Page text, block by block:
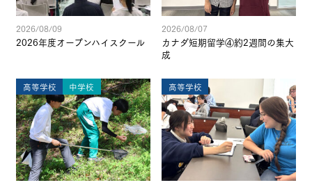
2026/08/09
2026年度オープンハイスクール
2026/08/07
カナダ短期留学④約2週間の集大
成
高等学校 中学校 高等学校